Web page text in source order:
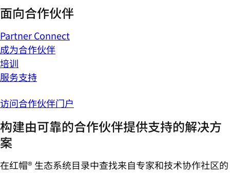
面向合作伙伴
Partner Connect
成为合作伙伴
培训
服务支持
访问合作伙伴门户
构建由可靠的合作伙伴提供支持的解决方
案
在红帽® 生态系统目录中查找来自专家和技术协作社区的